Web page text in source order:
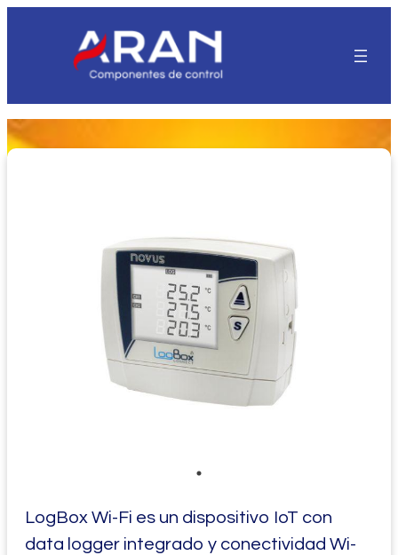
LogBox Wi-Fi es un dispositivo IoT con
data logger integrado y conectividad Wi-